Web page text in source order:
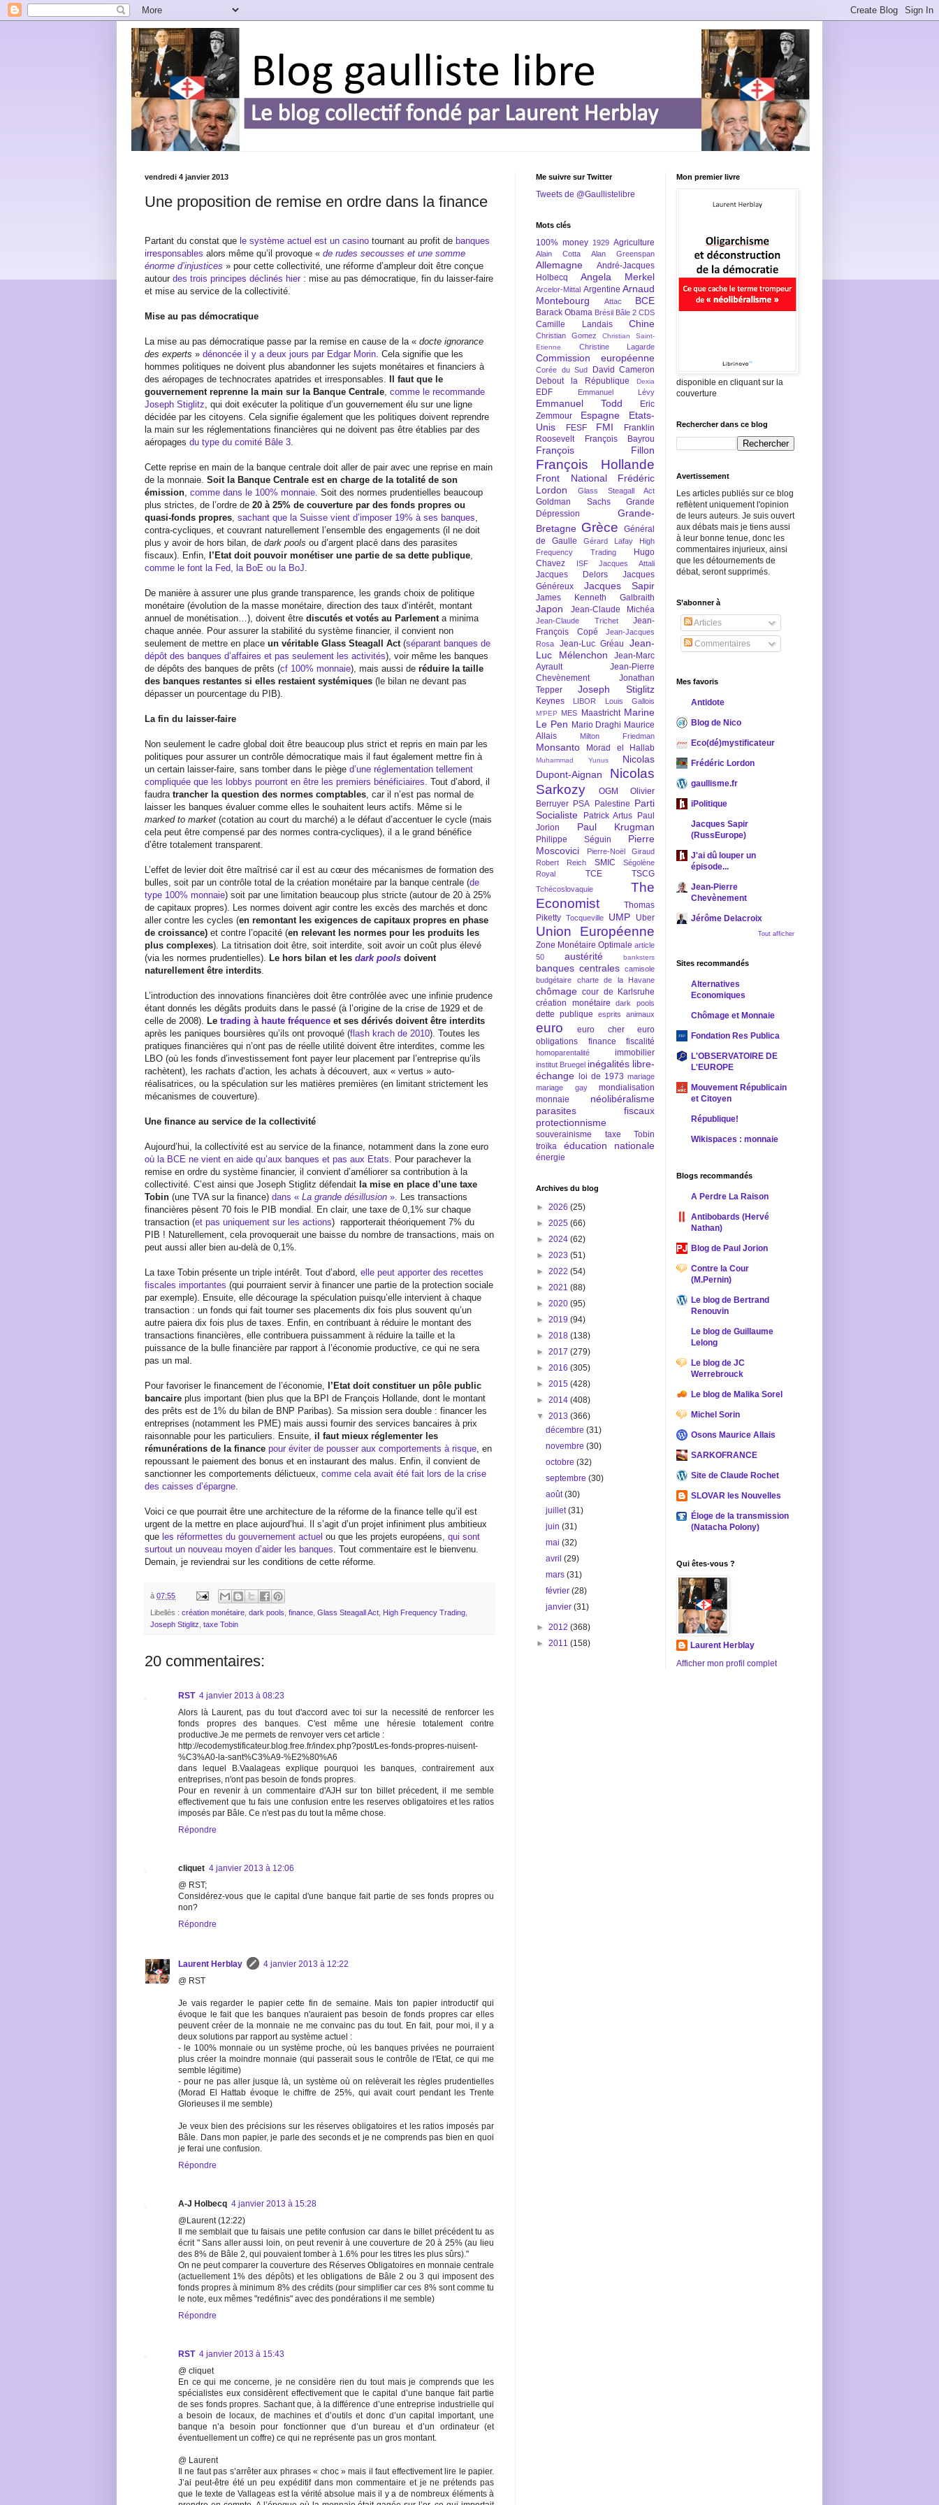
vendredi 4 janvier 2013
Une proposition de remise en ordre dans la finance
Partant du constat que le système actuel est un casino tournant au profit de banques
irresponsables alors même qu’il provoque « de rudes secousses et une somme
énorme d’injustices » pour cette collectivité, une réforme d’ampleur doit être conçue
autour des trois principes déclinés hier : mise au pas démocratique, fin du laisser-faire
et mise au service de la collectivité.
Mise au pas démocratique
La mise au pas démocratique passe par la remise en cause de la « docte ignorance
des experts » dénoncée il y a deux jours par Edgar Morin . Cela signifie que les
hommes politiques ne doivent plus abandonner les sujets monétaires et financiers à
des aéropages de technocrates apatrides et irresponsables. Il faut que le
gouvernement reprenne la main sur la Banque Centrale comme le recommande
Joseph Stiglitz , qui doit exécuter la politique d’un gouvernement élu sur une ligne
décidée par les citoyens. Cela signifie également que les politiques doivent reprendre
la main sur les réglementations financières qui ne doivent pas être établies par des
aéropages du type du comité Bâle 3
Cette reprise en main de la banque centrale doit aller de pair avec une reprise en main
de la monnaie. Soit la Banque Centrale est en charge de la totalité de son
émission comme dans le 100% monnaie . Soit des normes prudentielles beaucoup
plus strictes, de l’ordre de 20 à 25% de couverture par des fonds propres ou
quasi-fonds propres sachant que la Suisse vient d’imposer 19% à ses banques
contra-cycliques, et couvrant naturellement l’ensemble des engagements (il ne doit
plus y avoir de hors bilan, de dark pools ou d’argent placé dans des parasites
fiscaux). Enfin, l’Etat doit pouvoir monétiser une partie de sa dette publique
comme le font la Fed, la BoE ou la BoJ
De manière à assurer une plus grande transparence, les grands choix de politique
monétaire (évolution de la masse monétaire, direction des taux d’intérêt, montant
annuel de monétisation…), doivent être discutés et votés au Parlement a minima
chaque année. Pour assurer la stabilité du système financier, il convient non
seulement de mettre en place un véritable Glass Steagall Act (séparant banques de
dépôt des banques d’affaires et pas seulement les activités), voir même les banques
de dépôts des banques de prêts (cf 100% monnaie), mais aussi de réduire la taille
des banques restantes si elles restaient systémiques (le bilan ne devant pas
dépasser un pourcentage du PIB).
La fin du laisser-faire
Non seulement le cadre global doit être beaucoup plus strict et repris en main par les
politiques pour assurer un contrôle démocratique mais il faut également mettre fin à
un certain laisser-faire, sans tomber dans le piège d’une réglementation tellement
compliquée que les lobbys pourront en être les premiers bénéficiaires . Tout d’abord, il
faudra trancher la question des normes comptables , car il n’est pas normal de
laisser les banques évaluer comme elles le souhaitent leurs actifs. Même si le
marked to market (cotation au court du marché) a le défaut d’accentuer le cycle (mais
cela peut être compensé par des normes contra-cycliques), il a le grand bénéfice
d’être totalement transparent.
L’effet de levier doit être maîtrisé car il est au cœur des mécanismes de formation des
bulles, soit par un contrôle total de la création monétaire par la banque centrale (de
type 100% monnaie) soit par une limitation beaucoup plus stricte (autour de 20 à 25%
de capitaux propres). Les normes doivent agir contre les excès des marchés et donc
aller contre les cycles (en remontant les exigences de capitaux propres en phase
de croissance) et contre l’opacité (en relevant les normes pour les produits les
plus complexes). La titrisation doit être, soit interdite, soit avoir un coût plus élevé
(via les normes prudentielles). Le hors bilan et les dark pools doivent
naturellement être interdits
L’introduction des innovations financières doit être contrôlée avec une infinie prudence
étant donnés les dégâts produits dans le passé (à l’origine de la crise de 1929 et de
celle de 2008). Le trading à haute fréquence et ses dérivés doivent être interdits
après les paniques boursières qu’ils ont provoqué (flash krach de 2010). Toutes les
pratiques financières qui n’ont pas de réelle utilité doivent être interdites, comme les
LBO (où les fonds d’investissement font payer leur placement par l’entreprise qu’ils
rachètent), les rachats d’action, les achats à découvert, aux « vertus » auto-
réalisatrices, ou la spéculation sur les matières premières (en limitant strictement les
mécanismes de couverture).
Une finance au service de la collectivité
Aujourd’hui, la collectivité est au service de la finance, notamment dans la zone euro
où la BCE ne vient en aide qu’aux banques et pas aux Etats . Pour parachever la
remise en ordre du système financier, il convient d’améliorer sa contribution à la
collectivité. C’est ainsi que Joseph Stiglitz défendait la mise en place d’une taxe
Tobin (une TVA sur la finance) dans « La grande désillusion ». Les transactions
financières pèsent 70 fois le PIB mondial. En clair, une taxe de 0,1% sur chaque
transaction (et pas uniquement sur les actions) rapporterait théoriquement 7% du
PIB ! Naturellement, cela provoquerait une baisse du nombre de transactions, mais on
peut aussi aller bien au-delà de 0,1%.
La taxe Tobin présente un triple intérêt. Tout d’abord, elle peut apporter des recettes
fiscales importantes (qui pourraient servir à financer une partie de la protection sociale
par exemple). Ensuite, elle décourage la spéculation puisqu’elle intervient à chaque
transaction : un fonds qui fait tourner ses placements dix fois plus souvent qu’un
autre paiera dix fois plus de taxes. Enfin, en contribuant à réduire le montant des
transactions financières, elle contribuera puissamment à réduire la taille et la
puissance de la bulle financière par rapport à l’économie productive, ce qui ne sera
pas un mal.
Pour favoriser le financement de l’économie, l’Etat doit constituer un pôle public
bancaire plus important (bien plus que la BPI de François Hollande, dont le montant
des prêts est de 1% du bilan de BNP Paribas). Sa mission sera double : financer les
entreprises (notamment les PME) mais aussi fournir des services bancaires à prix
raisonnable pour les particuliers. Ensuite, il faut mieux réglementer les
rémunérations de la finance pour éviter de pousser aux comportements à risque , en
repoussant le paiement des bonus et en instaurant des malus. Enfin, il convient de
sanctionner les comportements délictueux, comme cela avait été fait lors de la crise
des caisses d’épargne
Voici ce que pourrait être une architecture de la réforme de la finance telle qu’il est
urgent de la mettre en place aujourd’hui. Il s’agit d’un projet infiniment plus ambitieux
que les réformettes du gouvernement actuel ou que les projets européens, qui sont
surtout un nouveau moyen d’aider les banques . Tout commentaire est le bienvenu.
Demain, je reviendrai sur les conditions de cette réforme.
à 07:55
Libellés : création monétaire dark pools finance Glass Steagall Act High Frequency Trading
Joseph Stiglitz taxe Tobin
20 commentaires:
RST 4 janvier 2013 à 08:23
Alors là Laurent, pas du tout d'accord avec toi sur la necessité de renforcer les
fonds propres des banques. C'est même une héresie totalement contre
productive.Je me permets de renvoyer vers cet article :
http://ecodemystificateur.blog.free.fr/index.php?post/Les-fonds-propres-nuisent-
%C3%A0-la-sant%C3%A9-%E2%80%A6
dans lequel B.Vaalageas explique pourquoi les banques, contrairement aux
entreprises, n'ont pas besoin de fonds propres.
Pour en revenir à un commentaire d'AJH sur ton billet précedent, il me semble
effectivement que tu fais une confusion entre les reserves obligatoires et les ratios
imposés par Bâle. Ce n'est pas du tout la même chose.
Répondre
cliquet 4 janvier 2013 à 12:06
@ RST;
Considérez-vous que le capital d'une banque fait partie de ses fonds propres ou
non?
Répondre
Laurent Herblay
4 janvier 2013 à 12:22
@ RST
Je vais regarder le papier cette fin de semaine. Mais ton papier introductif qui
évoque le fait que les banques n'auraient pas besoin de fonds propres car elles
peuvent créer de la monnaie ne me convainc pas du tout. En fait, pour moi, il y a
deux solutions par rapport au système actuel :
- le 100% monnaie ou un système proche, où les banques privées ne pourraient
plus créer la moindre monnaie (qui passerait sous le contrôle de l'Etat, ce qui me
semble légitime)
- pour ne pas aller jusque là, un système où on relèverait les règles prudentielles
(Morad El Hattab évoque le chiffre de 25%, qui avait court pendant les Trente
Glorieuses il me semble)
Je veux bien des précisions sur les réserves obligatoires et les ratios imposés par
Bâle. Dans mon papier, je parle des seconds et je ne comprends pas bien en quoi
je ferai une confusion.
Répondre
A-J Holbecq 4 janvier 2013 à 15:28
@Laurent (12:22)
Il me semblait que tu faisais une petite confusion car dans le billet précédent tu as
écrit " Sans aller aussi loin, on peut revenir à une couverture de 20 à 25% (au lieu
des 8% de Bâle 2, qui pouvaient tomber à 1.6% pour les titres les plus sûrs)."
On ne peut comparer la couverture des Réserves Obligatoires en monnaie centrale
(actuellement 1% des dépôts) et les obligations de Bâle 2 ou 3 qui imposent des
fonds propres à minimum 8% des crédits (pour simplifier car ces 8% sont comme tu
le note, eux mêmes "redéfinis" avec des pondérations il me semble)
Répondre
RST 4 janvier 2013 à 15:43
@ cliquet
En ce qui me concerne, je ne considère rien du tout mais je comprends que les
spécialistes eux considèrent effectivement que le capital d’une banque fait partie
de ses fonds propres. Sachant que, à la différence d’une entreprise industrielle qui
a besoin de locaux, de machines et d’outils et donc d’un capital important, une
banque n’a besoin pour fonctionner que d’un bureau et d’un ordinateur (et
éventuellement un coffre) ce qui ne représente pas un gros montant.
@ Laurent
Il ne faut pas s’arrêter aux phrases « choc » mais il faut effectivement lire le papier.
J’ai peut-être été un peu expéditif dans mon commentaire et je ne prétends pas
que le texte de Vallageas est la vérité absolue mais il y a de nombreux éléments à
Me suivre sur Twitter
Tweets de @Gaullistelibre
Mots clés
100% money 1929 Agriculture
Alain Cotta Alan Greenspan
Allemagne
André-Jacques
Holbecq
Angela Merkel
Arcelor-Mittal Argentine Arnaud
Montebourg
Attac BCE
Barack Obama Brésil Bâle 2 CDS
Camille Landais Chine
Christian Gomez
Christian Saint-
Etienne
Christine Lagarde
Commission européenne
Corée du Sud
David Cameron
Debout la République
Dexia
EDF Emmanuel Lévy
Emmanuel Todd
Eric
Zemmour
Espagne
Etats-
Unis
FESF FMI
Franklin
Roosevelt
François Bayrou
François Fillon
François Hollande
Front National
Frédéric
Lordon
Glass Steagall Act
Goldman Sachs
Grande
Dépression
Grande-
Bretagne Grèce
Général
de Gaulle
Gérard Lafay
High
Frequency Trading
Hugo
Chavez
ISF Jacques Attali
Jacques Delors
Jacques
Généreux
Jacques Sapir
James Kenneth Galbraith
Japon Jean-Claude Michéa
Jean-Claude Trichet
Jean-
François Copé
Jean-Jacques
Rosa
Jean-Luc Gréau
Jean-
Luc Mélenchon
Jean-Marc
Ayrault
Jean-Pierre
Chevènement
Jonathan
Tepper
Joseph Stiglitz
Keynes LIBOR Louis Gallois
M'PEP MES Maastricht Marine
Le Pen Mario Draghi Maurice
Allais
Milton Friedman
Monsanto Morad el Hallab
Muhammad Yunus
Nicolas
Dupont-Aignan
Nicolas
Sarkozy
OGM
Olivier
Berruyer PSA Palestine Parti
Socialiste
Patrick Artus
Paul
Jorion
Paul Krugman
Philippe Séguin
Pierre
Moscovici
Pierre-Noël Giraud
Robert Reich
SMIC
Ségolène
Royal
TCE TSCG
Tchécoslovaquie
The
Economist
Thomas
Piketty Tocqueville UMP Uber
Union Européenne
Zone Monétaire Optimale article
50
austérité banksters
banques centrales camisole
budgétaire
charte de la Havane
chômage cour de Karlsruhe
création monétaire
dark pools
dette publique esprits animaux
euro euro cher
euro
obligations
finance fiscalité
homoparentalité immobilier
institut Bruegel inégalités libre-
échange
loi de 1973 mariage
mariage gay
mondialisation
monnaie
néolibéralisme
parasites fiscaux
protectionnisme
souverainisme
taxe Tobin
troïka
éducation nationale
énergie
Archives du blog
► 2026 (25)
► 2025 (66)
► 2024 (62)
► 2023 (51)
► 2022 (54)
► 2021 (88)
► 2020 (95)
► 2019 (94)
► 2018 (138)
► 2017 (279)
► 2016 (305)
► 2015 (428)
► 2014 (408)
▼ 2013 (366)
décembre(31)
novembre(30)
octobre(32)
septembre(30)
août(30)
juillet(31)
juin(31)
mai(32)
avril(29)
mars(31)
février(28)
janvier(31)
► 2012 (368)
► 2011 (158)
Mon premier livre
disponible en cliquant sur la
couverture
Rechercher dans ce blog
Avertissement
Les articles publiés sur ce blog
reflètent uniquement l'opinion
de leurs auteurs. Je suis ouvert
aux débats mais je tiens aussi
à leur bonne tenue, donc les
commentaires injurieux, ainsi
que les détournements de
débat, seront supprimés.
S’abonner à
Articles
Commentaires
Mes favoris
Antidote
Blog de Nico
Eco(dé)mystificateur
Frédéric Lordon
gaullisme.fr
iPolitique
Jacques Sapir
(RussEurope)
J'ai dû louper un
épisode...
Jean-Pierre
Chevènement
Jérôme Delacroix
Tout afficher
Sites recommandés
Alternatives
Economiques
Chômage et Monnaie
Fondation Res Publica
L'OBSERVATOIRE DE
L'EUROPE
Mouvement Républicain
et Citoyen
République!
Wikispaces : monnaie
Blogs recommandés
A Perdre La Raison
Antibobards (Hervé
Nathan)
Blog de Paul Jorion
Contre la Cour
(M.Pernin)
Le blog de Bertrand
Renouvin
Le blog de Guillaume
Lelong
Le blog de JC
Werrebrouck
Le blog de Malika Sorel
Michel Sorin
Osons Maurice Allais
SARKOFRANCE
Site de Claude Rochet
SLOVAR les Nouvelles
Éloge de la transmission
(Natacha Polony)
Qui êtes-vous ?
Laurent Herblay
Afficher mon profil complet